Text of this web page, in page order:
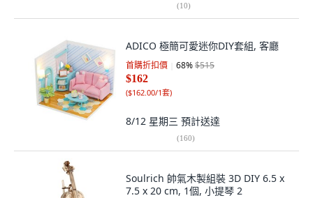
(10)
ADICO 極簡可愛迷你DIY套組, 客廳
首購折扣價 68%$515
$162
($162.00/1套)
8/12 星期三 預計送達
(160)
Soulrich 帥氣木製組裝 3D DIY 6.5 x
7.5 x 20 cm, 1個, 小提琴 2